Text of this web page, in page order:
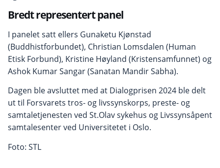
Bredt representert panel
I panelet satt ellers Gunaketu Kjønstad
(Buddhistforbundet), Christian Lomsdalen (Human
Etisk Forbund), Kristine Høyland (Kristensamfunnet) og
Ashok Kumar Sangar (Sanatan Mandir Sabha).
Dagen ble avsluttet med at Dialogprisen 2024 ble delt
ut til Forsvarets tros- og livssynskorps, preste- og
samtaletjenesten ved St.Olav sykehus og Livssynsåpent
samtalesenter ved Universitetet i Oslo.
Foto: STL